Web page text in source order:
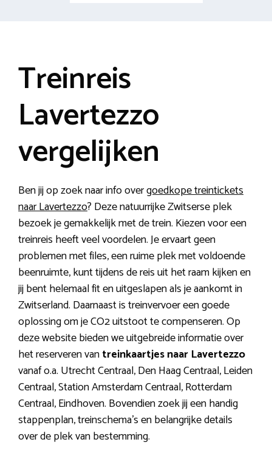
Treinreis
Lavertezzo
vergelijken
Ben jij op zoek naar info overgoedkope treintickets
naar Lavertezzo? Deze natuurrijke Zwitserse plek
bezoek je gemakkelijk met de trein. Kiezen voor een
treinreis heeft veel voordelen. Je ervaart geen
problemen met files, een ruime plek met voldoende
beenruimte, kunt tijdens de reis uit het raam kijken en
jij bent helemaal fit en uitgeslapen als je aankomt in
Zwitserland. Daarnaast is treinvervoer een goede
oplossing om je CO2 uitstoot te compenseren. Op
deze website bieden we uitgebreide informatie over
het reserveren vantreinkaartjes naar Lavertezzo
vanaf o.a. Utrecht Centraal, Den Haag Centraal, Leiden
Centraal, Station Amsterdam Centraal, Rotterdam
Centraal, Eindhoven. Bovendien zoek jij een handig
stappenplan, treinschema’s en belangrijke details
over de plek van bestemming.